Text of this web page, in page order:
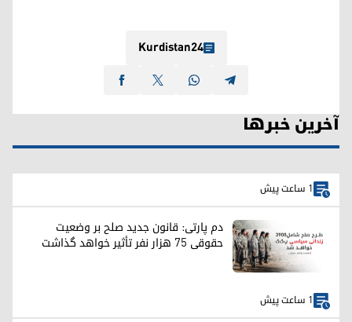
Kurdistan24
آخرین خبرها
1 ساعت پیش
دم پارتی: قانون جدید صلح بر وضعیت
حقوقی ۷۵ هزار نفر تأثیر خواهد گذاشت
1 ساعت پیش